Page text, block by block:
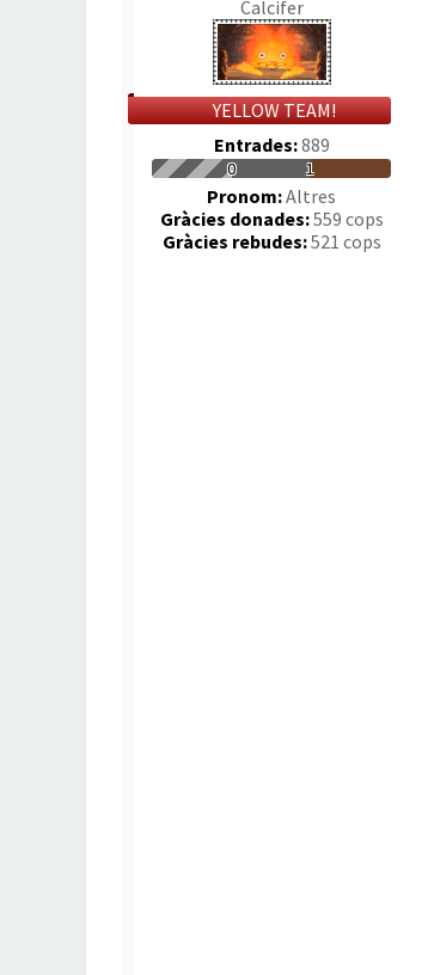
Calcifer
YELLOW TEAM!
Entrades:889
0 1
Pronom:Altres
Gràcies donades:559 cops
Gràcies rebudes:521 cops